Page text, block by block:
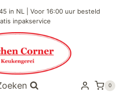
in NL | Voor 16:00 uur besteld
inpakservice
0